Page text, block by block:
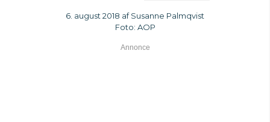
6. august 2018 af Susanne Palmqvist
Foto: AOP